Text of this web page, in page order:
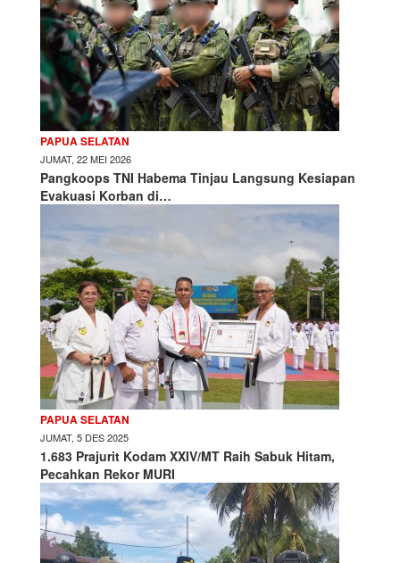
PAPUA SELATAN
JUMAT, 22 MEI 2026
Pangkoops TNI Habema Tinjau Langsung Kesiapan
Evakuasi Korban di…
PAPUA SELATAN
JUMAT, 5 DES 2025
1.683 Prajurit Kodam XXIV/MT Raih Sabuk Hitam,
Pecahkan Rekor MURI